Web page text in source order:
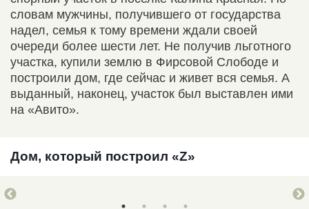
словам мужчины, получившего от государства
надел, семья к тому времени ждали своей
очереди более шести лет. Не получив льготного
участка, купили землю в Фирсовой Слободе и
построили дом, где сейчас и живет вся семья. А
выданный, наконец, участок был выставлен ими
на «Авито».
Дом, который построил «Z»